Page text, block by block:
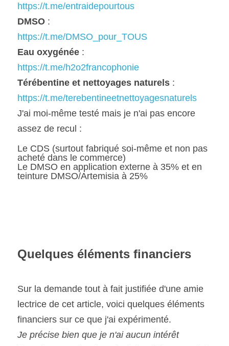
https://t.me/entraidepourtous
DMSO :
https://t.me/DMSO_pour_TOUS
Eau oxygénée :
https://t.me/h2o2francophonie
Térébentine et nettoyages naturels :
https://t.me/terebentineetnettoyagesnaturels
J'ai moi-même testé mais je n'ai pas encore
assez de recul :
Le CDS (surtout fabriqué soi-même et non pas
acheté dans le commerce)
Le DMSO en application externe à 35% et en
teinture DMSO/Artemisia à 25%
Quelques éléments financiers
Sur la demande tout à fait justifiée d'une amie
lectrice de cet article, voici quelques éléments
financiers sur ce que j'ai expérimenté.
Je précise bien que je n'ai aucun intérêt